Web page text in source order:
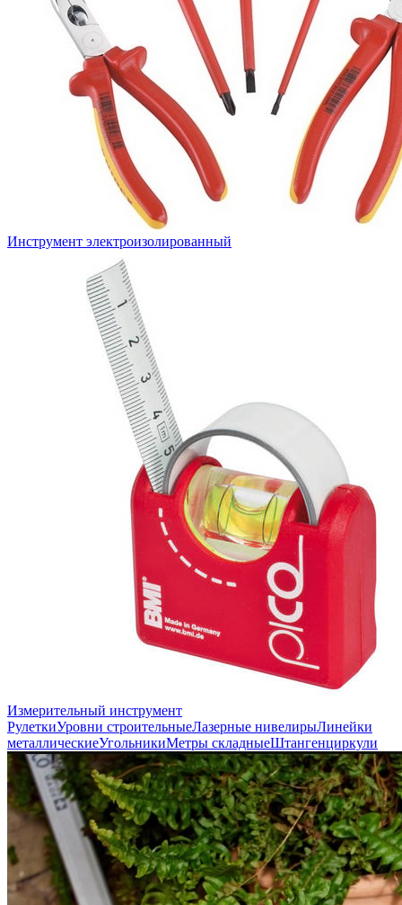
Инструмент электроизолированный
Измерительный инструмент
РулеткиУровни строительныеЛазерные нивелирыЛинейки
металлическиеУгольникиМетры складныеШтангенциркули